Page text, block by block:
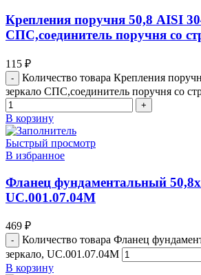
Крепления поручня 50,8 AISI
СПС,соединитель поручня со
115 ₽
Количество товара Крепления
зеркало СПС,соединитель поручня со
В корзину
Быстрый просмотр
В избранное
Фланец фундаментальный
UC.001.07.04M
469 ₽
Количество товара Фланец
зеркало, UC.001.07.04M
В корзину